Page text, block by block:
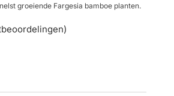
groeiende Fargesia bamboe planten.